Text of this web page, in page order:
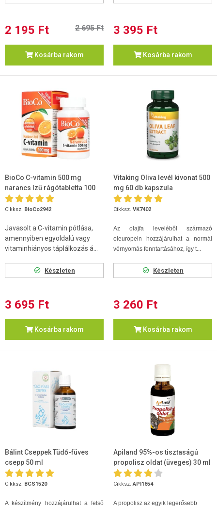
2 195 Ft 2 695 Ft
Kosárba rakom
3 395 Ft
Kosárba rakom
BioCo C-vitamin 500 mg
narancs ízű rágótabletta 100
db
Cikksz. BioCo2942
Javasolt a C-vitamin pótlása,
amennyiben egyoldalú vagy
vitaminhiányos táplálkozás á...
Készleten
3 695 Ft
Kosárba rakom
Vitaking Oliva levél kivonat 500
mg 60 db kapszula
Cikksz. VK7402
Az olajfa leveléből származó
oleuropein hozzájárulhat a normál
vérnyomás fenntartásához, így t...
Készleten
3 260 Ft
Kosárba rakom
Bálint Cseppek Tüdő-füves
csepp 50 ml
Cikksz. BCS1520
A készítmény hozzájárulhat a felső
Apiland 95%-os tisztaságú
propolisz oldat (üveges) 30 ml
Cikksz.API1654
A propolisz az egyik legerősebb